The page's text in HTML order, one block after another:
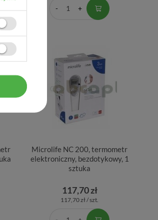
Microlife NC 200, termometr
elektroniczny, bezdotykowy, 1
sztuka
117,70 zł
117,70 zł / szt.